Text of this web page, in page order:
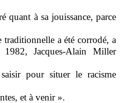
quant à sa jouissance, parce
traditionnelle a été corrodé, a
1982, Jacques-Alain Miller
pour situer le racisme
et à venir ».